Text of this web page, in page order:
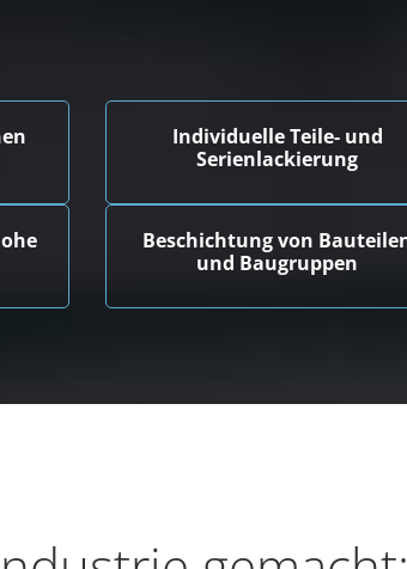
Individuelle Teile- und
Serienlackierung
Beschichtung von
und Baugruppen